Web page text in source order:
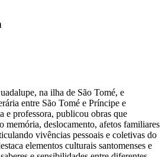
na ilha de São Tomé, e
entre São Tomé e Príncipe e
e professora, publicou obras que
memória, deslocamento, afetos familiares
vivências pessoais e coletivas do
elementos culturais santomenses e